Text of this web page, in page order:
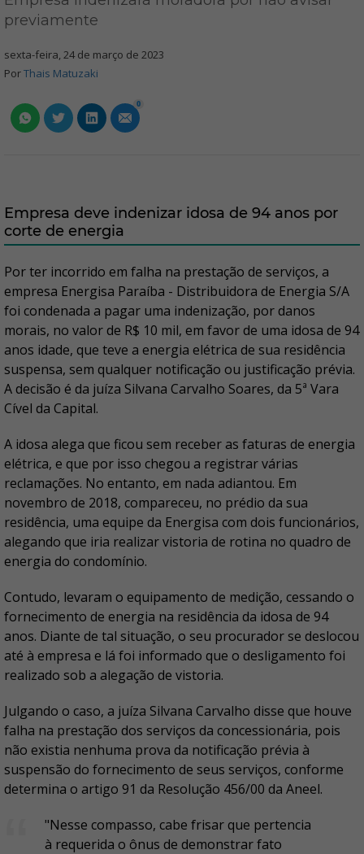
previamente
sexta-feira, 24 de março de 2023
PorThais Matuzaki
0
Empresa deve indenizar idosa de 94 anos por
corte de energia
Por ter incorrido em falha na prestação de serviços, a
empresa Energisa Paraíba - Distribuidora de Energia S/A
foi condenada a pagar uma indenização, por danos
morais, no valor de R$ 10 mil, em favor de uma idosa de 94
anos idade, que teve a energia elétrica de sua residência
suspensa, sem qualquer notificação ou justificação prévia.
A decisão é da juíza Silvana Carvalho Soares, da 5ª Vara
Cível da Capital.
A idosa alega que ficou sem receber as faturas de energia
elétrica, e que por isso chegou a registrar várias
reclamações. No entanto, em nada adiantou. Em
novembro de 2018, compareceu, no prédio da sua
residência, uma equipe da Energisa com dois funcionários,
alegando que iria realizar vistoria de rotina no quadro de
energia do condomínio.
Contudo, levaram o equipamento de medição, cessando o
fornecimento de energia na residência da idosa de 94
anos. Diante de tal situação, o seu procurador se deslocou
até à empresa e lá foi informado que o desligamento foi
realizado sob a alegação de vistoria.
Julgando o caso, a juíza Silvana Carvalho disse que houve
falha na prestação dos serviços da concessionária, pois
não existia nenhuma prova da notificação prévia à
suspensão do fornecimento de seus serviços, conforme
determina o artigo 91 da Resolução 456/00 da Aneel.
"Nesse compasso, cabe frisar que pertencia
à requerida o ônus de demonstrar fato